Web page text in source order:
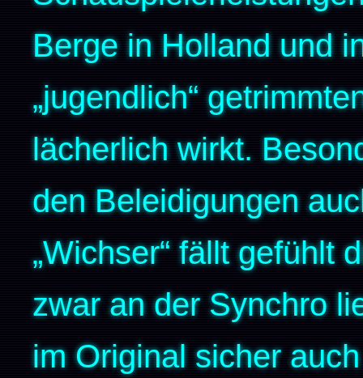
Berge in Holland und
„jugendlich“
lächerlich wirkt.
den Beleidigungen
„Wichser“ fällt gefühlt
zwar an der Synchro
im Original sicher